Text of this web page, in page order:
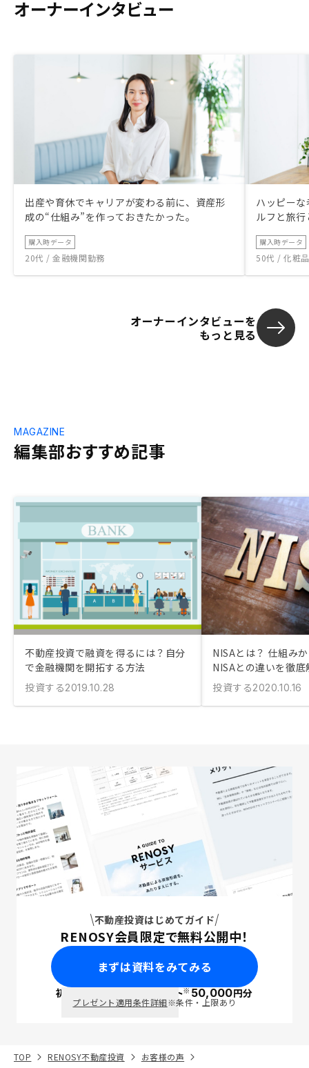
いといけない。 投資であるからには多少
オーナーインタビュー
出産や育休でキャリアが変わる前に、資産形
成の“仕組み”を作っておきたかった。
購入時データ
20代 / 金融機関勤務
ハッピー
ルフと旅
購入時データ
50代 / 化粧
オーナーインタビューを
もっと見る
編集部おすすめ記事
MAGAZINE
不動産投資で融資を得るには？自分
で金融機関を開拓する方法
投資する2019.10.28
NISAとは？ 仕組み
NISAとの違いを徹底
投資する2020.10.16
不動産投資はじめてガイド
RENOSY会員限定で無料公開中！
まずは資料をみてみる
初回面談で ポイント※50,000円分
プレゼント適用条件詳細※条件・上限あり
TOP RENOSY不動産投資
お客様の声